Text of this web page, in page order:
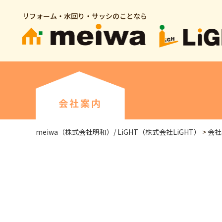
リフォーム・水回り・サッシのことなら
会社案内
meiwa（株式会社明和）/ LiGHT（株式会社LiGHT） > 会